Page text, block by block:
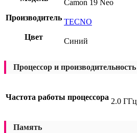
Camon 19 Neo
Производитель TECNO
Цвет
Синий
Процессор и производительность
Частота работы процессора 2.0 ГГц
Память